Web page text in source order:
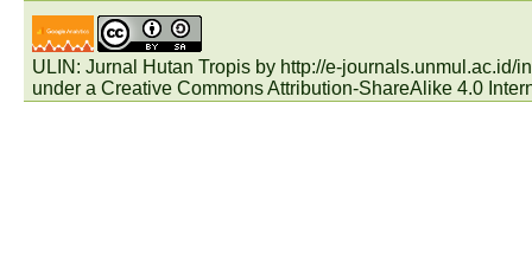
ULIN: Jurnal Hutan Tropis by http://e-journals.unmul.ac.id/
under aCreative Commons Attribution-ShareAlike 4.0